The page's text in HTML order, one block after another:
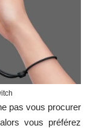
pas vous procurer
vous préférez